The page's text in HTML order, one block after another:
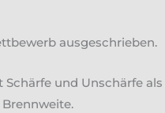
ausgeschrieben.
und Unschärfe